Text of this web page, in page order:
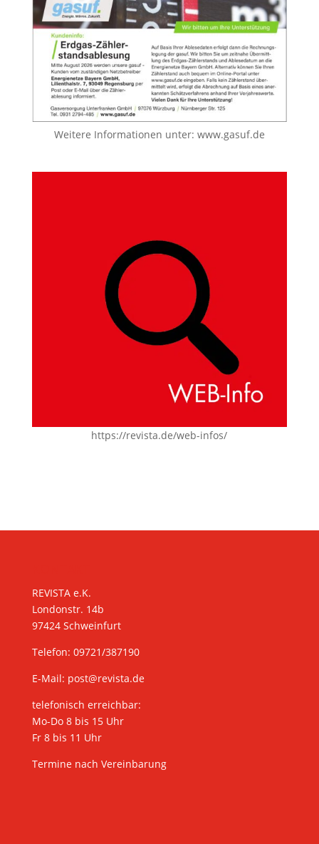
Weitere Informationen unter: www.gasuf.de
https://revista.de/web-infos/
REVISTA e.K.
Londonstr. 14b
97424 Schweinfurt
Telefon: 09721/387190
E-Mail: post@revista.de
telefonisch erreichbar:
Mo-Do 8 bis 15 Uhr
Fr 8 bis 11 Uhr
Termine nach Vereinbarung